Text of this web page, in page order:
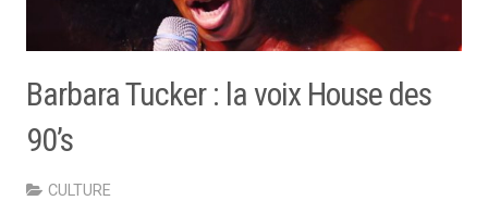
Barbara Tucker : la voix House des
90’s
CULTURE